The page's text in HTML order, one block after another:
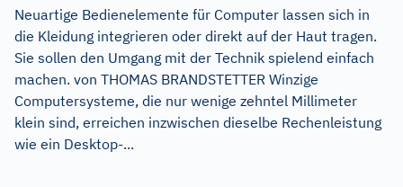
Neuartige Bedienelemente für Computer lassen sich in
die Kleidung integrieren oder direkt auf der Haut tragen.
Sie sollen den Umgang mit der Technik spielend einfach
machen. von THOMAS BRANDSTETTER Winzige
Computersysteme, die nur wenige zehntel Millimeter
klein sind, erreichen inzwischen dieselbe Rechenleistung
wie ein Desktop-...